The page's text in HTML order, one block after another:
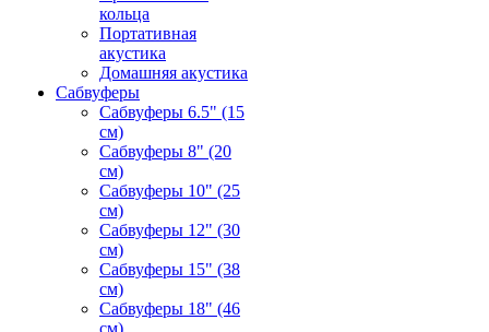
кольца
Портативная
акустика
Домашняя акустика
Сабвуферы
Сабвуферы 6.5" (15
см)
Сабвуферы 8" (20
см)
Сабвуферы 10" (25
см)
Сабвуферы 12" (30
см)
Сабвуферы 15" (38
см)
Сабвуферы 18" (46
см)